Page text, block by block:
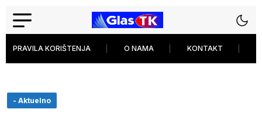
PRAVILA KORIŠTENJA O NAMA KONTAKT
- Aktuelno